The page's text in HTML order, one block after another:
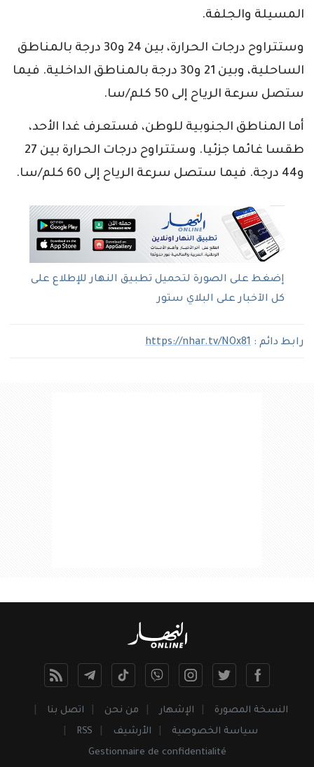
المسيلة والجلفة.
وستتراوح درجات الحرارة، بين 24 و30 درجة بالمناطق
الساحلية، وبين 21 و30 درجة بالمناطق الداخلية. فيما
ستصل سرعة الرياح إلى 50 كلم/سا.
أما المناطق الجنوبية للوطن، فستعرف غدا الأحد،
طقسا غائما جزئيا. وستتراوح درجات الحرارة بين 27
و44 درجة. فيما ستصل سرعة الرياح إلى 60 كلم/سا.
إضغط على الصورة لتحميل تطبيق النهار للإطلاع على
كل الآخبار على البلاي ستور
رابط دائم : https://nhar.tv/NOx81
النسخة المصورة الإشهار من نحن
اتصل بنا
سياسة الخصوصية
الأرشيف
RSS
Gestionnaire de confidentialité